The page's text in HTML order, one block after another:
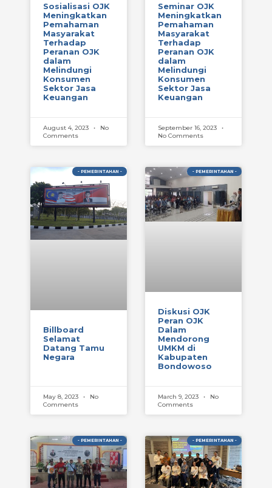
Sosialisasi OJK
Meningkatkan
Pemahaman
Masyarakat
Terhadap
Peranan OJK
dalam
Melindungi
Konsumen
Sektor Jasa
Keuangan
August 4, 2023
No
Comments
Seminar OJK
Meningkatkan
Pemahaman
Masyarakat
Terhadap
Peranan OJK
dalam
Melindungi
Konsumen
Sektor Jasa
Keuangan
September 16, 2023
No Comments
- PEMERINTAHAN -
Billboard
Selamat
Datang Tamu
Negara
May 8, 2023
No
Comments
- PEMERINTAHAN -
Diskusi OJK
Peran OJK
Dalam
Mendorong
UMKM di
Kabupaten
Bondowoso
March 9, 2023
No
Comments
- PEMERINTAHAN - - PEMERINTAHAN -